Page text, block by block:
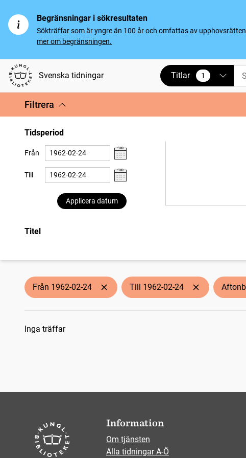
Begränsningar i sökresultaten
Sökträffar som är yngre än 100 år och omfattas av
mer om begränsningen.
Svenska tidningar Titlar 1
vald
Filtrera
Tidsperiod
Från
Till
Applicera datum
Titel
Från 1962-02-24 Till 1962-02-24
Sökresultat
Inga träffar
Information
Om tjänsten
Alla tidningar A-Ö